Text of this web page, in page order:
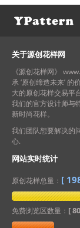
在国内花样
下，如花样被
要向本站出示
花样购买价格
关于源创花样网
《源创花样网》
承 ‘原创缔造未来’
大的原创花样交易平
我们的官方设计师与
新时尚花样。
我们团队想要解决的
心.
网站实时统计
原创花样总量： [
免费浏览区数量： [